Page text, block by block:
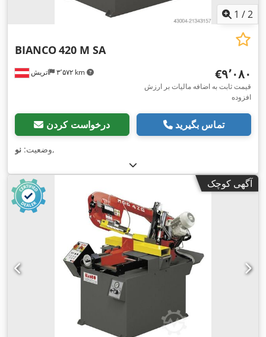
1 /2
اتریش ۳٬۵۷۲ km
BIANCO420 M SA
‎€۹٬۰۸۰
قیمت ثابت به اضافه مالیات بر ارزش
افزوده
درخواست کردن تماس بگیرید
وضعیت: نو ,
آگهی کوچک